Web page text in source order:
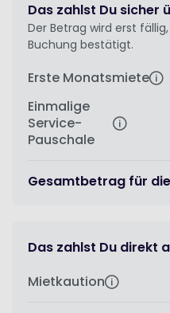
Das zahlst Du sicher
Der Betrag wird erst
Buchung bestätigt.
Erste Monatsmiete
Einmalige
Service-
Pauschale
Gesamtbetrag für
Das zahlst Du direkt
Mietkaution